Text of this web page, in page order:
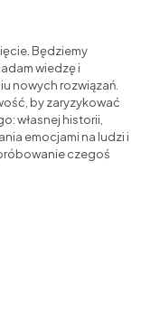
Będziemy
wiedzę i
nowych rozwiązań.
by zaryzykować
własnej historii,
emocjami na ludzi i
czegoś